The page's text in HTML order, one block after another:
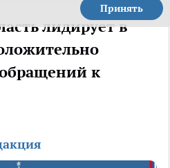
Принять
лидирует в
к